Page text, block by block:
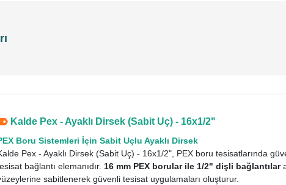
Kalde Pex - Ayaklı Dirsek (Sabit Uç) - 16x1/2"
Boru Sistemleri İçin Sabit Uçlu Ayaklı Dirsek
Pex - Ayaklı Dirsek (Sabit Uç) - 16x1/2", PEX boru tesisatlarında
bağlantı elemanıdır. 16 mm PEX borular ile 1/2" dişli bağlantılar
sabitlenerek güvenli tesisat uygulamaları oluşturur.